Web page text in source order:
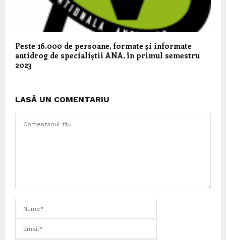
Peste 16.000 de persoane, formate și informate
antidrog de specialiștii ANA, în primul semestru
2023
LASĂ UN COMENTARIU